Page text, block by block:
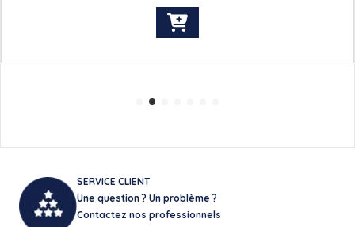
SERVICE CLIENT
Une question ? Un problème ?
Contactez nos professionnels